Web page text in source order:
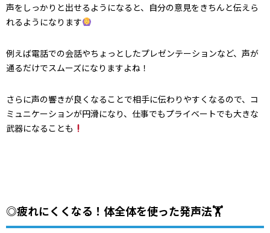
声をしっかりと出せるようになると、自分の意見をきちんと伝えら
れるようになります
例えば電話での会話やちょっとしたプレゼンテーションなど、声が
通るだけでスムーズになりますよね！
さらに声の響きが良くなることで相手に伝わりやすくなるので、コ
ミュニケーションが円滑になり、仕事でもプライベートでも大きな
武器になることも
◎疲れにくくなる！体全体を使った発声法🏋️